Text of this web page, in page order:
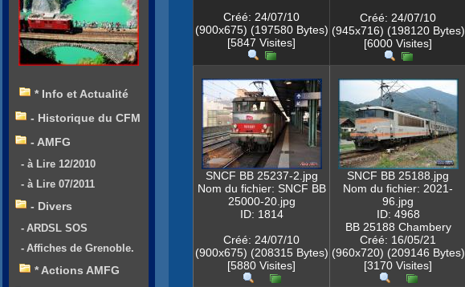
Créé: 24/07/10
(900x675) (197580 Bytes)
[5847 Visites]
Créé: 24/07/10
(945x716) (198120 Bytes)
[6000 Visites]
SNCF BB 25237-2.jpg
Nom du fichier: SNCF BB
25000-20.jpg
ID: 1814
Créé: 24/07/10
(900x675) (208315 Bytes)
[5880 Visites]
SNCF BB 25188.jpg
Nom du fichier: 2021-
96.jpg
ID: 4968
BB 25188 Chambery
Créé: 16/05/21
(960x720) (209146 Bytes)
[3170 Visites]
* Info et Actualité
- Historique du CFM
- AMFG
- à Lire 12/2010
- à Lire 07/2011
- Divers
- ARDSL SOS
- Affiches de Grenoble.
* Actions AMFG